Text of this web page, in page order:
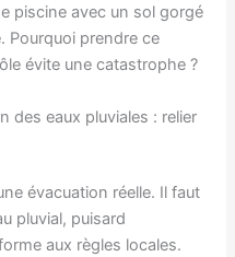
piscine avec un sol gorgé
Pourquoi prendre ce
évite une catastrophe ?
des eaux pluviales : relier
évacuation réelle. Il faut
pluvial, puisard
aux règles locales.